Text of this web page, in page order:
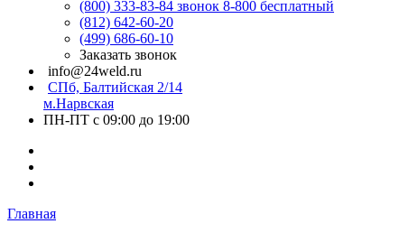
(800) 333-83-84 звонок 8-800 бесплатный
(812) 642-60-20
(499) 686-60-10
Заказать звонок
info@24weld.ru
СПб, Балтийская 2/14
м.Нарвская
ПН-ПТ с 09:00 до 19:00
Главная